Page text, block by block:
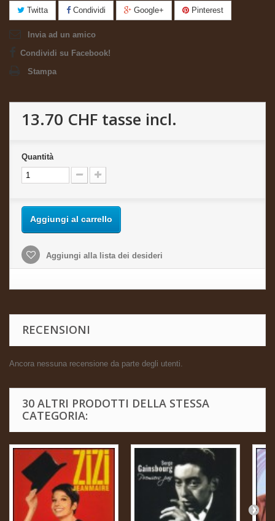
Twitta Condividi Google+ Pinterest
Invia ad un amico
Condividi su Facebook!
Stampa
13.70 CHF tasse incl.
Quantità
Aggiungi al carrello
Aggiungi alla lista dei desideri
RECENSIONI
Ancora nessuna recensione da parte degli utenti.
30 ALTRI PRODOTTI DELLA STESSA
CATEGORIA: